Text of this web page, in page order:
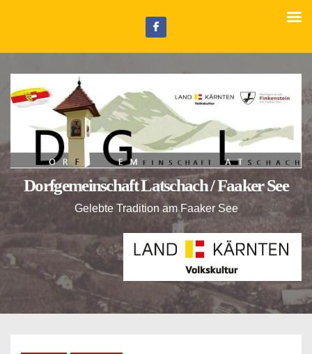
l
n
Dorfgemeinschaft Latschach / Faaker See
Gelebte Tradition am Faaker See